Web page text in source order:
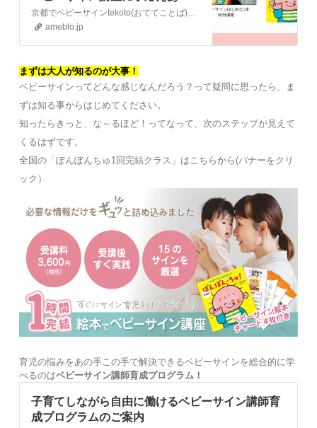
り！』
京都でベビーサインtekoto(おててことば)教室たむらあゆみです。 1回1時間で学びきるベビーサイン講座 12月21日(土)の21：00～初めて開催した…
ameblo.jp
まずは大人が知るのが大事！
ベビーサインってどんな感じなんだろう？って疑問に思ったら、ま
ずは知る事からはじめてください。
知ったらきっと、な～るほど！ってなって、次のステップが見えて
くるはずです。
全国の「ぽんぽんちゅ1回完結クラス」はこちらから(バナーをクリ
ック）
育児の悩みをあの手この手で解決できるベビーサインを総合的に学
べるのはベビーサイン講師育成プログラム！
子育てしながら自由に働けるベビーサイン講師育
成プログラムのご案内